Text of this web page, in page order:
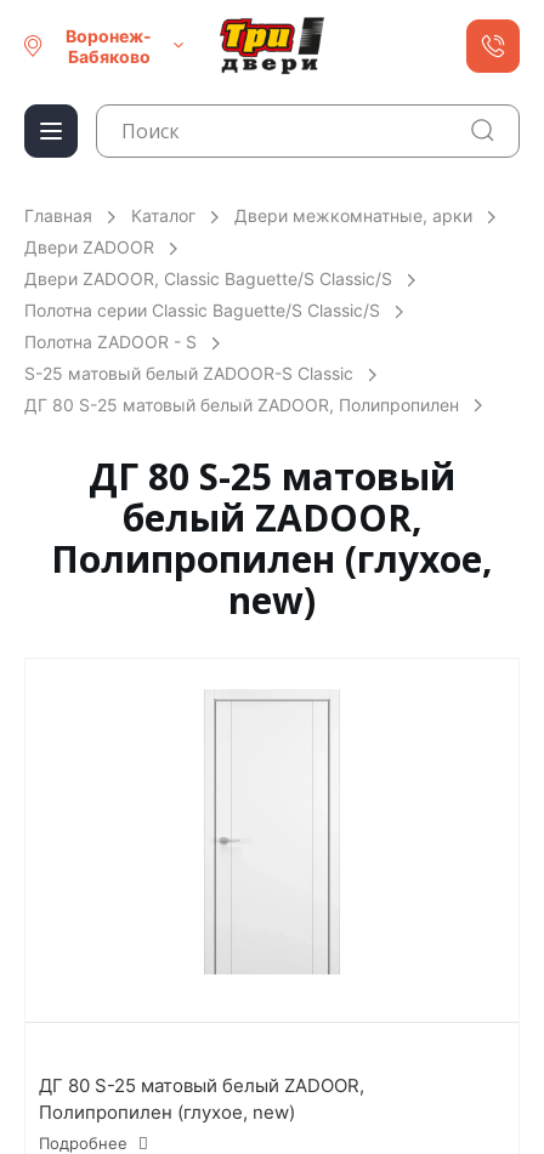
Воронеж-
Бабяково
Главная Каталог
Двери межкомнатные, арки
Двери ZADOOR
Двери ZADOOR, Classic Baguette/S Classic/S
Полотна серии Classic Baguette/S Classic/S
Полотна ZADOOR - S
S-25 матовый белый ZADOOR-S Classic
ДГ 80 S-25 матовый белый ZADOOR, Полипропилен
ДГ 80 S-25 матовый
белый ZADOOR,
Полипропилен (глухое,
new)
ДГ 80 S-25 матовый белый ZADOOR,
Полипропилен (глухое, new)
Подробнее